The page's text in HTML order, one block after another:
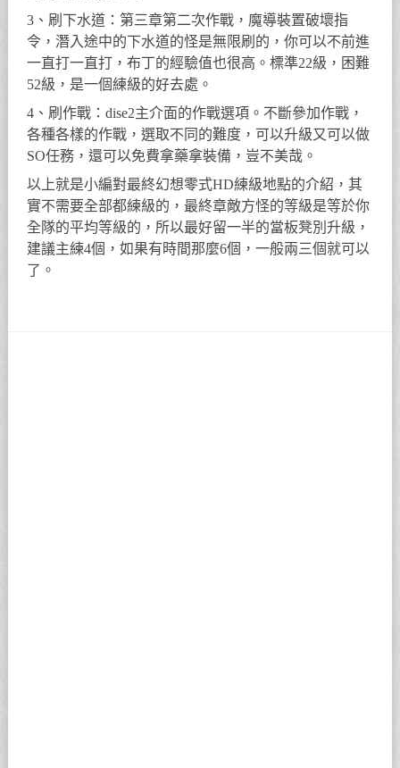
3、刷下水道：第三章第二次作戰，魔導裝置破壞指
令，潛入途中的下水道的怪是無限刷的，你可以不前進
一直打一直打，布丁的經驗值也很高。標準22級，困難
52級，是一個練級的好去處。
4、刷作戰：dise2主介面的作戰選項。不斷參加作戰，
各種各樣的作戰，選取不同的難度，可以升級又可以做
SO任務，還可以免費拿藥拿裝備，豈不美哉。
以上就是小編對最終幻想零式HD練級地點的介紹，其
實不需要全部都練級的，最終章敵方怪的等級是等於你
全隊的平均等級的，所以最好留一半的當板凳別升級，
建議主練4個，如果有時間那麼6個，一般兩三個就可以
了。